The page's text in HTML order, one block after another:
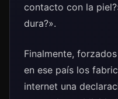
contacto con la
dura?».
Finalmente,
en ese país los
internet una